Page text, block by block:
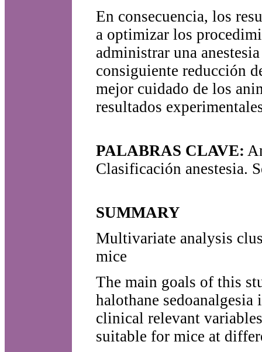
En consecuencia, los
a optimizar los
administrar una
consiguiente reducción
mejor cuidado de los
resultados
PALABRAS CLAVE:
Clasificación anestesia.
SUMMARY
Multivariate analysis
mice
The main goals of this
halothane
clinical relevant
suitable for mice at